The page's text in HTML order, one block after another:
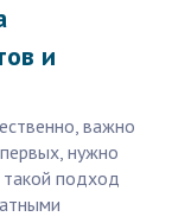
и
важно
нужно
подход